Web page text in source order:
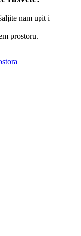
nam upit i
prostoru.